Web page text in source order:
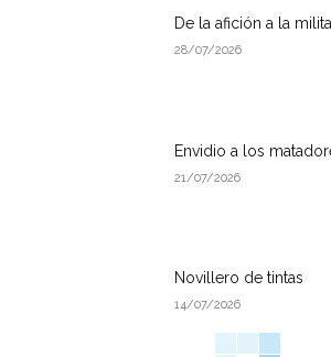
De la afición a la
28/07/2026
Envidio a los
21/07/2026
Novillero de tintas
14/07/2026